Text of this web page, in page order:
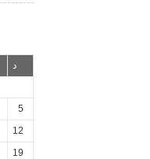
س
13
20